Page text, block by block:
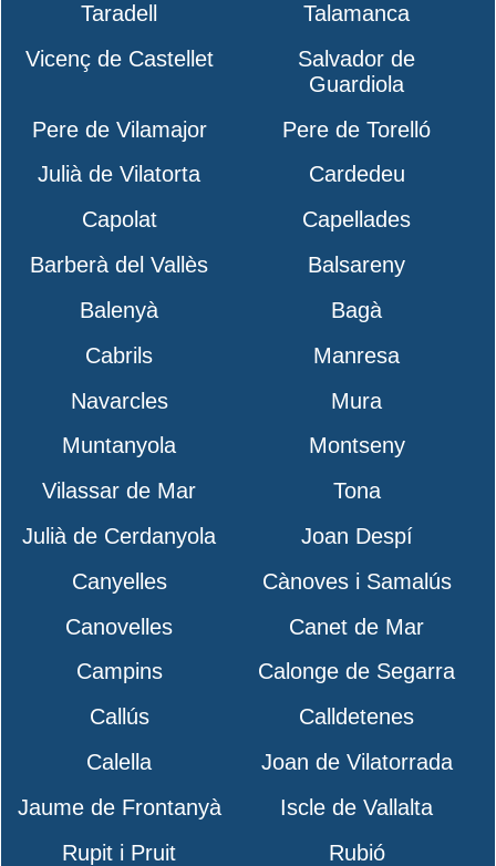
Taradell
Talamanca
Vicenç de Castellet
Salvador de
Guardiola
Pere de Vilamajor
Pere de Torelló
Julià de Vilatorta
Cardedeu
Capolat
Capellades
Barberà del Vallès
Balsareny
Balenyà
Bagà
Cabrils
Manresa
Navarcles
Mura
Muntanyola
Montseny
Vilassar de Mar
Tona
Julià de Cerdanyola
Joan Despí
Canyelles
Cànoves i Samalús
Canovelles
Canet de Mar
Campins
Calonge de Segarra
Callús
Calldetenes
Calella
Joan de Vilatorrada
Jaume de Frontanyà
Iscle de Vallalta
Rupit i Pruit
Rubió